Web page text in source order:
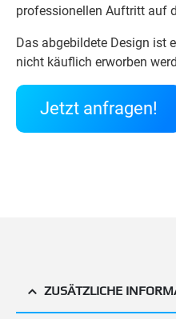
professionellen Auftritt auf
Das abgebildete Design ist
nicht käuflich erworben
Jetzt anfragen!
ZUSÄTZLICHE